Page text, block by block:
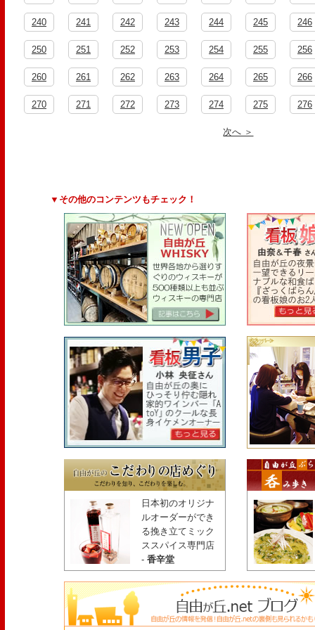
240 241 242 243 244 245 246
250 251 252 253 254 255 256
260 261 262 263 264 265 266
270 271 272 273 274 275 276
次へ ＞
▼その他のコンテンツもチェック！
日本初のオリジナ
ルオーダーができ
る挽き立てミック
ススパイス専門店
- 香辛堂